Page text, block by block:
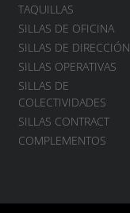
TAQUILLAS
SILLAS DE OFICINA
SILLAS DE DIRECCIÓN
SILLAS OPERATIVAS
SILLAS DE
COLECTIVIDADES
SILLAS CONTRACT
COMPLEMENTOS